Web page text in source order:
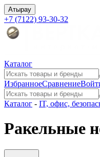
Атырау
+7 (7122) 93-30-32
Каталог
ИзбранноеСравнение
Каталог - IT, офис,
Ракельные